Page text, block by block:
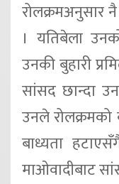
रोलक्रमअनुसार
। यतिबेला
उनकी बुहारी
सांसद छान्दा
उनले रोलक्रमको
बाध्यता
माओवादीबाट